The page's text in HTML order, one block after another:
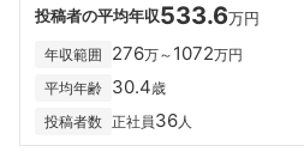
投稿者の平均年収533.6万円
年収範囲 276万～ 1072万円
平均年齢 30.4歳
投稿者数 正社員36人